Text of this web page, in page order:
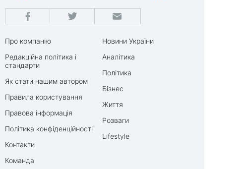
Про компанію
Редакційна політика і
стандарти
Як стати нашим автором
Правила користування
Правова інформація
Політика конфіденційності
Контакти
Команда
Новини України
Аналітика
Політика
Бізнес
Життя
Розваги
Lifestyle